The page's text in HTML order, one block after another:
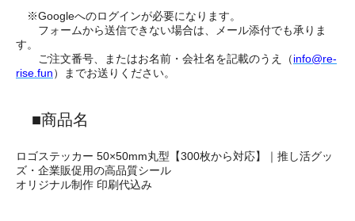
※Googleへのログインが必要になります。
フォームから送信できない場合は、メール添付でも承りま
す。
ご注文番号、またはお名前・会社名を記載のうえ（info@re-
rise.fun）までお送りください。
■商品名
ロゴステッカー 50×50mm丸型【300枚から対応】｜推し活グッ
ズ・企業販促用の高品質シール
オリジナル制作 印刷代込み